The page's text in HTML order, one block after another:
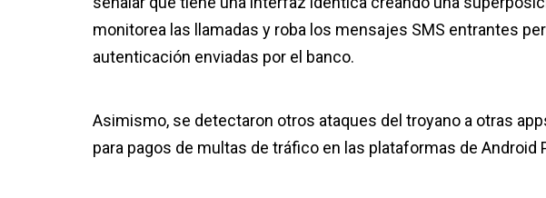
monitorea las llamadas y roba los mensajes SMS entrantes
autenticación enviadas por el banco.
Asimismo, se detectaron otros ataques del troyano a otras
para pagos de multas de tráfico en las plataformas de Android